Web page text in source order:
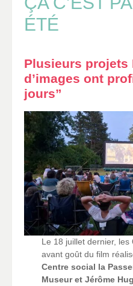
ÉTÉ
Plusieurs projets
d’images ont
jours”
Le 18 juillet dernier,
avant goût du film
Centre social la
Museur et Jérôme